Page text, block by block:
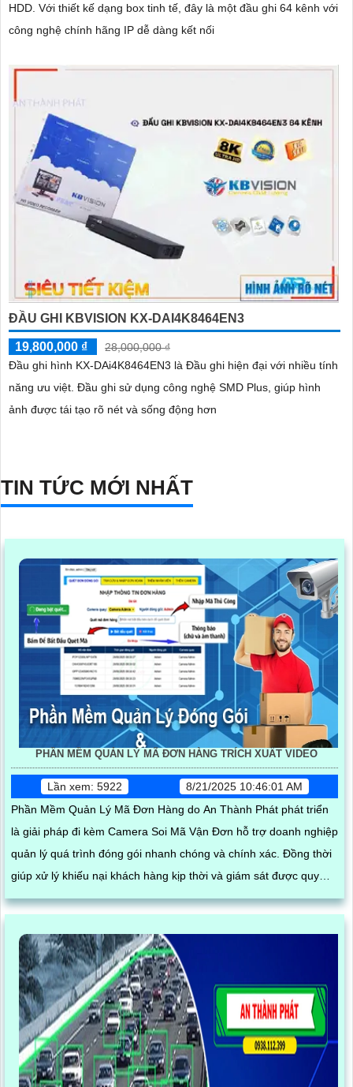
HDD. Với thiết kế dạng box tinh tế, đây là một đầu ghi 64 kênh với
công nghệ chính hãng IP dễ dàng kết nối
ĐẦU GHI KBVISION KX-DAI4K8464EN3
19,800,000 ₫
28,000,000 ₫
Đầu ghi hình KX-DAi4K8464EN3 là Đầu ghi hiện đại với nhiều tính
năng ưu việt. Đầu ghi sử dụng công nghệ SMD Plus, giúp hình
ảnh được tái tạo rõ nét và sống động hơn
TIN TỨC MỚI NHẤT
PHẦN MỀM QUẢN LÝ MÃ ĐƠN HÀNG TRÍCH XUẤT VIDEO
Lần xem: 5922
8/21/2025 10:46:01 AM
Phần Mềm Quản Lý Mã Đơn Hàng do An Thành Phát phát triển
là giải pháp đi kèm Camera Soi Mã Vận Đơn hỗ trợ doanh nghiệp
quản lý quá trình đóng gói nhanh chóng và chính xác. Đồng thời
giúp xử lý khiếu nại khách hàng kịp thời và giám sát được quy
trình đóng hàng của nhân viên phần mềm hoạt động mượt mà
nhu cầu quản lý linh hoạt mọi lúc mọi nơi